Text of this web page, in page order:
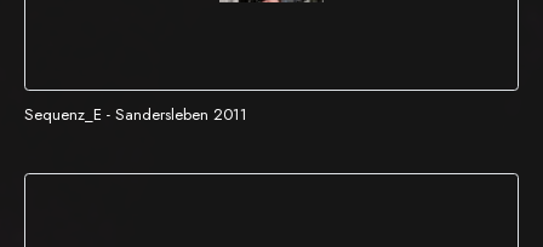
Sequenz_E - Sandersleben 2011